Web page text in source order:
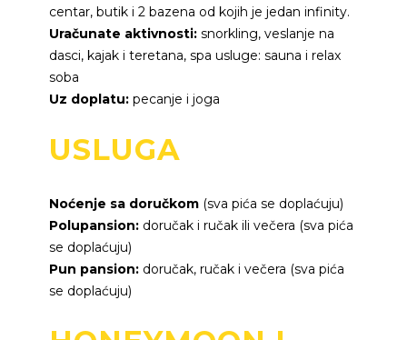
centar, butik i 2 bazena od kojih je jedan infinity.
Uračunate aktivnosti: snorkling, veslanje na
dasci, kajak i teretana, spa usluge: sauna i relax
soba
Uz doplatu: pecanje i joga
USLUGA
Noćenje sa doručkom (sva pića se doplaćuju)
Polupansion: doručak i ručak ili večera (sva pića
se doplaćuju)
Pun pansion: doručak, ručak i večera (sva pića
se doplaćuju)